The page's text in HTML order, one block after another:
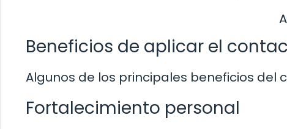
Beneficios de aplicar el
Algunos de los principales beneficios del
Fortalecimiento personal